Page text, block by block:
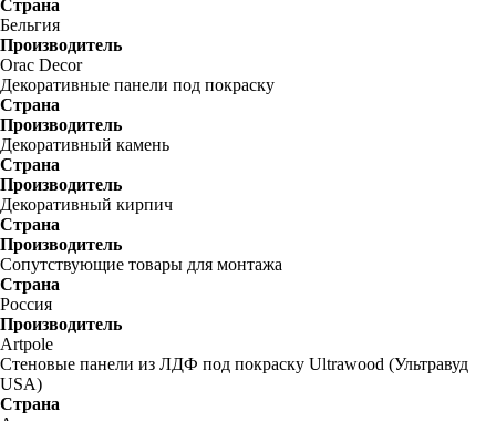
Страна
Бельгия
Производитель
Orac Decor
Декоративные панели под покраску
Страна
Производитель
Декоративный камень
Страна
Производитель
Декоративный кирпич
Страна
Производитель
Сопутствующие товары для монтажа
Страна
Россия
Производитель
Artpole
Стеновые панели из ЛДФ под покраску Ultrawood (Ультравуд
USA)
Страна